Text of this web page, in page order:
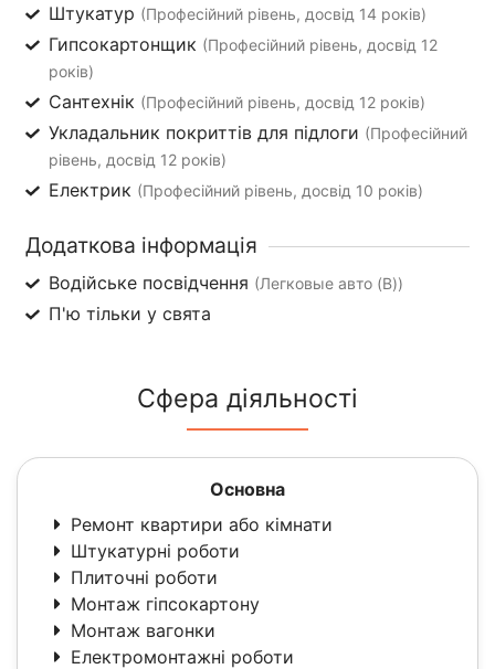
Штукатур (Професійний рівень, досвід 14 років)
Гипсокартонщик (Професійний рівень, досвід 12
років)
Сантехнік (Професійний рівень, досвід 12 років)
Укладальник покриттів для підлоги (Професійний
рівень, досвід 12 років)
Електрик (Професійний рівень, досвід 10 років)
Додаткова інформація
Водійське посвідчення (Легковые авто (B))
П'ю тільки у свята
Сфера діяльності
Основна
Ремонт квартири або кімнати
Штукатурні роботи
Плиточні роботи
Монтаж гіпсокартону
Монтаж вагонки
Електромонтажні роботи